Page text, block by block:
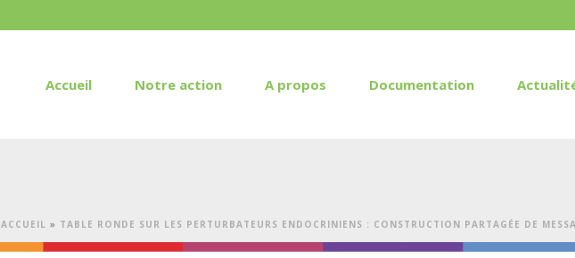
Accueil Notre action A propos Documentation
ACCUEIL » TABLE RONDE SUR LES PERTURBATEURS ENDOCRINIENS : CONSTRUCTION PARTAGÉE DE